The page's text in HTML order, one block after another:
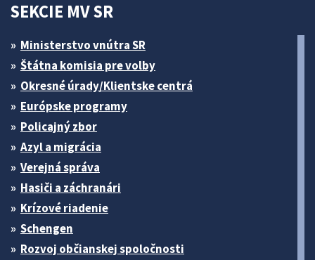
SEKCIE MV SR
Ministerstvo vnútra SR
Štátna komisia pre volby
Okresné úrady/Klientske centrá
Európske programy
Policajný zbor
Azyl a migrácia
Verejná správa
Hasiči a záchranári
Krízové riadenie
Schengen
Rozvoj občianskej spoločnosti